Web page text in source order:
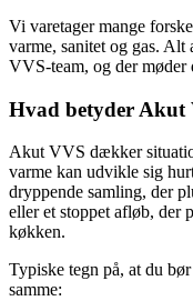
Vi varetager mange
varme, sanitet og gas.
VVS-team, og der møder
Hvad betyder Akut
Akut VVS dækker
varme kan udvikle sig
dryppende samling, der
eller et stoppet afløb, der
køkken.
Typiske tegn på, at du
samme: